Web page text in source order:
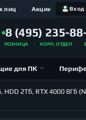
Вход
лиц Акции
8 (495) 235-
РОЗНИЦА КОРП. ОТДЕЛ
для ПК
2Тб, RTX 4000 8Гб